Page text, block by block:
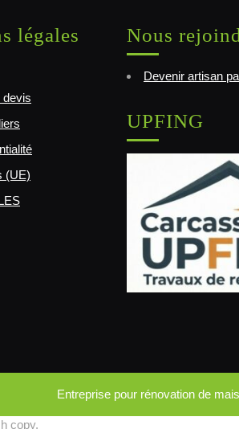
légales
devis
(UE)
Nous
Devenir artisan
UPFING
Entreprise pour rénovation de
copy.